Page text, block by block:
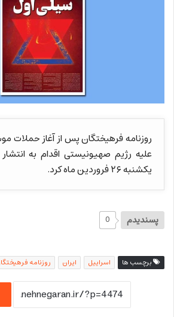
روزنامه فرهیختگان پس از آغاز حملات
علیه رژیم صهیونیستی اقدام به
یکشنبه ۲۶ فروردین ماه کرد.
پسندیدم 0
برچسب ها اسراییل ایران روزنامه